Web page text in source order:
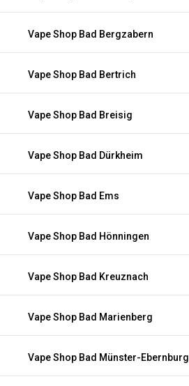
Vape Shop Bad Bergzabern
Vape Shop Bad Bertrich
Vape Shop Bad Breisig
Vape Shop Bad Dürkheim
Vape Shop Bad Ems
Vape Shop Bad Hönningen
Vape Shop Bad Kreuznach
Vape Shop Bad Marienberg
Vape Shop Bad Münster-Ebernburg